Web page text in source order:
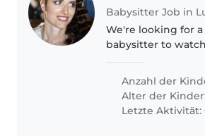
We're looking for
babysitter to
Our little one is
energetic, and
laugh. We need
Anzahl der
Alter der
Letzte Aktivität: